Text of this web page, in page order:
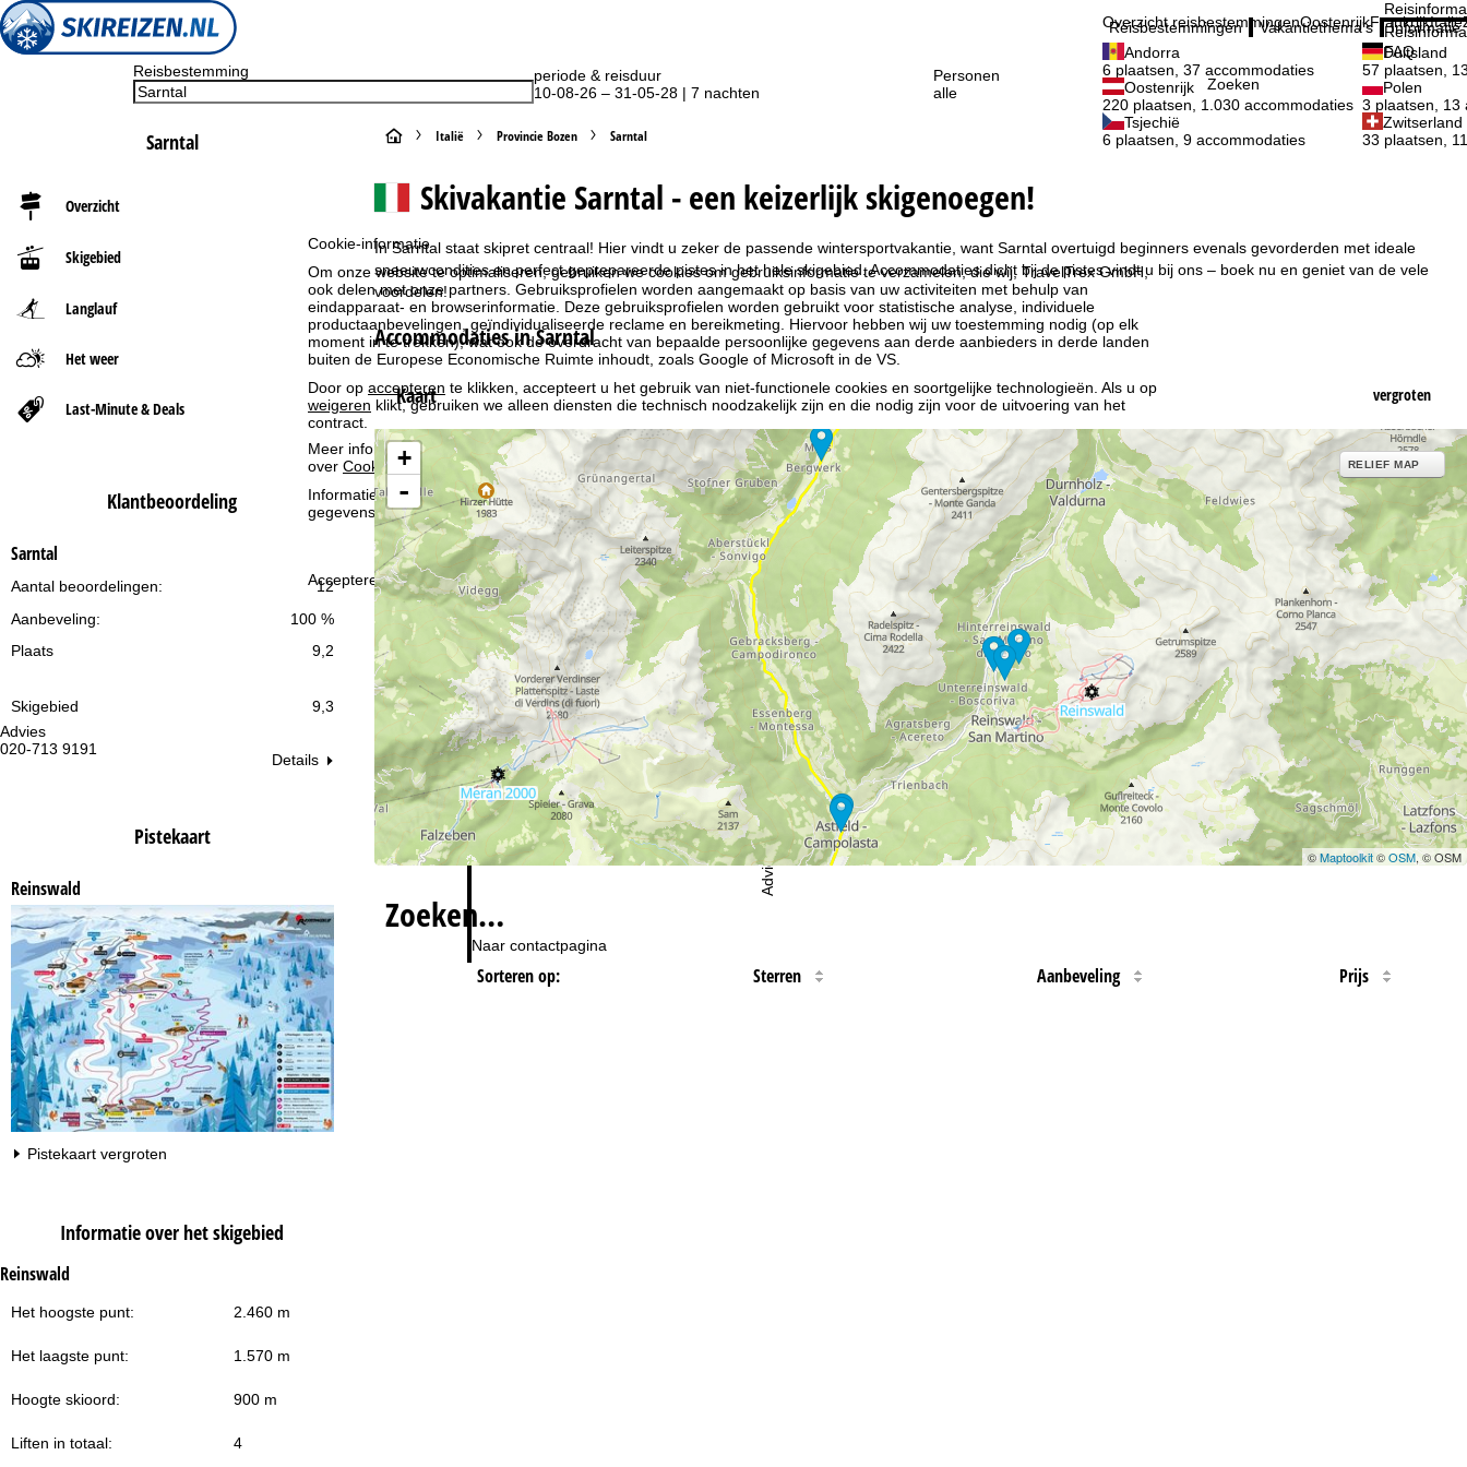
Cookie-informatie
Om onze website te optimaliseren, gebruiken we cookies om gebruiksinformatie te verzamelen, die wij, TravelTrex GmbH,
ook delen met onze partners. Gebruiksprofielen worden aangemaakt op basis van uw activiteiten met behulp van
eindapparaat- en browserinformatie. Deze gebruiksprofielen worden gebruikt voor statistische analyse, individuele
productaanbevelingen, geïndividualiseerde reclame en bereikmeting. Hiervoor hebben wij uw toestemming nodig (op elk
moment in te trekken), wat ook de overdracht van bepaalde persoonlijke gegevens aan derde aanbieders in derde landen
buiten de Europese Economische Ruimte inhoudt, zoals Google of Microsoft in de VS.
Door op accepteren te klikken, accepteert u het gebruik van niet-functionele cookies en soortgelijke technologieën. Als u op
weigeren klikt, gebruiken we alleen diensten die technisch noodzakelijk zijn en die nodig zijn voor de uitvoering van het
contract.
Meer informatie over het gebruik van cookies en de mogelijkheid om uw instellingen te wijzigen, vindt u in de informatie
over Cookie-Policy
Informatie over de verantwoordelijke vind je in hetImpressum. Informatie over de doeleinden en jouw rechten omtrent
gegevensbescherming vind je onzePrivacy Policy .
Accepteren
Advies
020-713 9191
Openingstijden
ma-do:
09:00-17:00
vr:
09:00-14:00
za-zo:
gesloten
Naar contactpagina
Advies
Reisbestemmingen
Overzicht reisbestemmingenOostenrijkFrankrijkItalië
Andorra
6 plaatsen, 37 accommodaties
Duitsland
57 plaatsen,
Oostenrijk
220 plaatsen, 1.030 accommodaties
Polen
3 plaatsen, 13
Tsjechië
6 plaatsen, 9 accommodaties
Zwitserland
33 plaatsen,
Vakantiethema's Informatie
FAQ
Reisbestemming
periode & reisduur
10-08-26 – 31-05-28 | 7 nachten
Personen
alle
Zoeken
Sarntal
Overzicht
Skigebied
Langlauf
Het weer
Last-Minute & Deals
Klantbeoordeling
Sarntal
12
Aantal beoordelingen:
100 %
Aanbeveling:
Plaats
9,2
Skigebied 9,3
Details
Pistekaart
Reinswald
Pistekaart vergroten
Informatie over het skigebied
Reinswald
Het hoogste punt: 2.460 m
Het laagste punt: 1.570 m
Hoogte skioord: 900 m
Liften in totaal: 4
S
t
r
t
p
a
g
i
n
a
Italië Provincie Bozen Sarntal
Skivakantie Sarntal - een keizerlijk skigenoegen!
In Sarntal staat skipret centraal! Hier vindt u zeker de passende wintersportvakantie, want Sarntal overtuigd beginners evenals gevorderden met ideale
sneeuwcondities en perfect geprepareerde pistes in het hele skigebied. Accommodaties dicht bij de pistes vindt u bij ons – boek nu en geniet van de vele
voordelen!
Accommodaties in Sarntal
Kaart vergroten
+
-
RELIEF MAP
©Maptoolkit©OSM, © OSM
Zoeken…
Sorteren op: Sterren Aanbeveling Prijs